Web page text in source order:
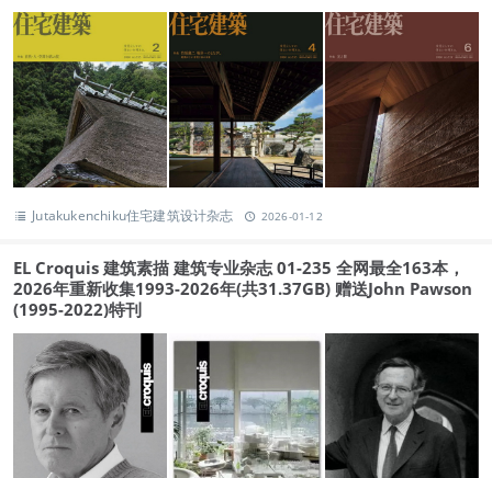
Jutakukenchiku住宅建筑设计杂志 2026-01-12
EL Croquis 建筑素描 建筑专业杂志 01-235 全网最全163本，
2026年重新收集1993-2026年(共31.37GB) 赠送John Pawson
(1995-2022)特刊